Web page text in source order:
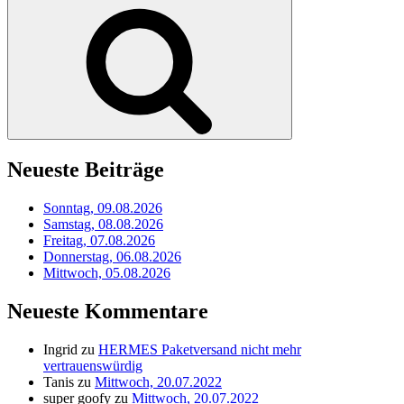
Neueste Beiträge
Sonntag, 09.08.2026
Samstag, 08.08.2026
Freitag, 07.08.2026
Donnerstag, 06.08.2026
Mittwoch, 05.08.2026
Neueste Kommentare
Ingrid zu HERMES Paketversand nicht mehr
vertrauenswürdig
Tanis zu Mittwoch, 20.07.2022
super goofy zu Mittwoch, 20.07.2022